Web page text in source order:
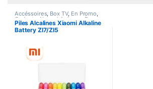
Accéssoires, Box TV, En Promo,
Gadgets Nouvel Arrivage ,Power
Bank,Smart Home
Piles Alcalines Xiaomi Alkaline
Battery ZI7/ZI5